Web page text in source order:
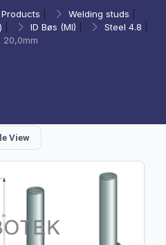
Products Welding studs
ID Bøs (MI) Steel 4.8
20,0mm
View